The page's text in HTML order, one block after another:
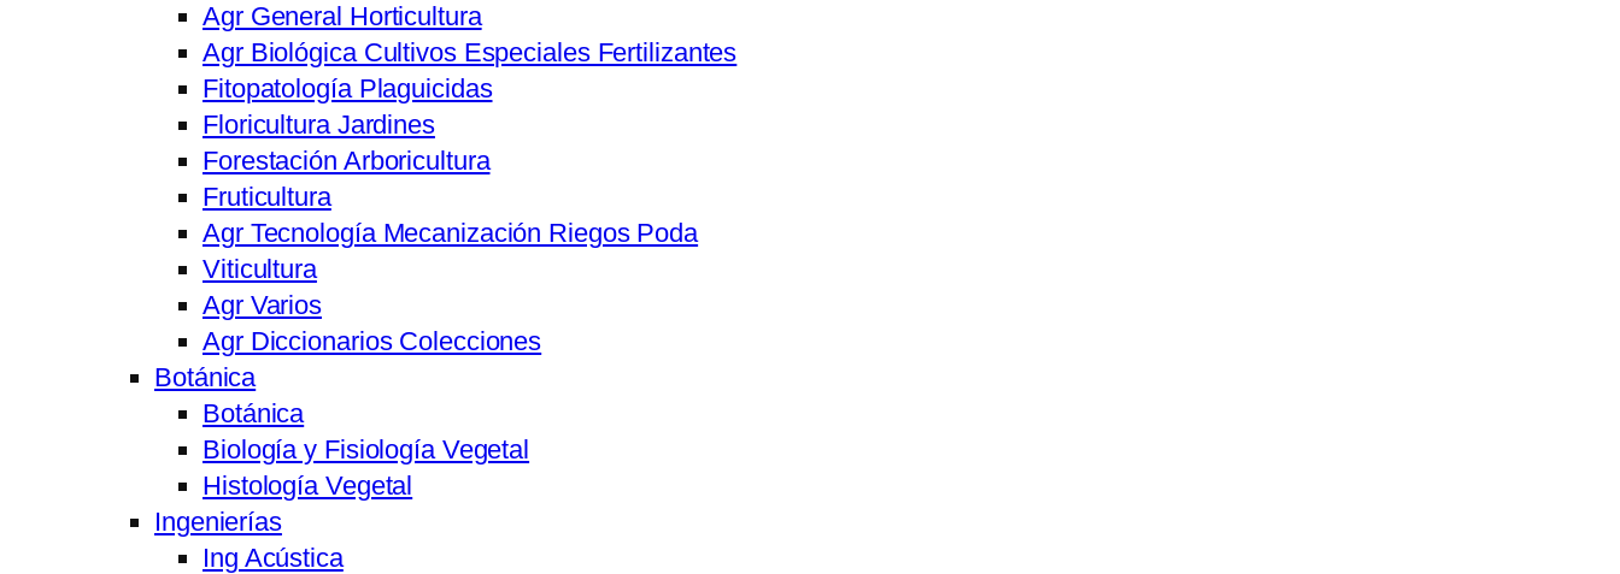
Agr General Horticultura
Agr Biológica Cultivos Especiales Fertilizantes
Fitopatología Plaguicidas
Floricultura Jardines
Forestación Arboricultura
Fruticultura
Agr Tecnología Mecanización Riegos Poda
Viticultura
Agr Varios
Agr Diccionarios Colecciones
Botánica
Botánica
Biología y Fisiología Vegetal
Histología Vegetal
Ingenierías
Ing Acústica